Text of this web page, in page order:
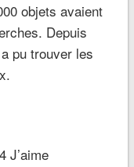
objets avaient
Depuis
pu trouver les
J’aime